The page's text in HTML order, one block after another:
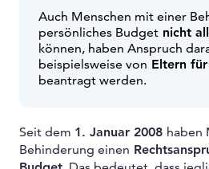
Auch Menschen mit einer
persönliches Budget nicht
können, haben Anspruch
beispielsweise von Eltern
beantragt werden.
Seit dem 1. Januar 2008 haben
Behinderung einen